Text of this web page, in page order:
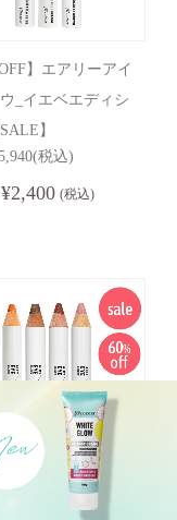
】エアリーアイ
_イエベエディシ
】
(税込)
¥2,400 (税込)